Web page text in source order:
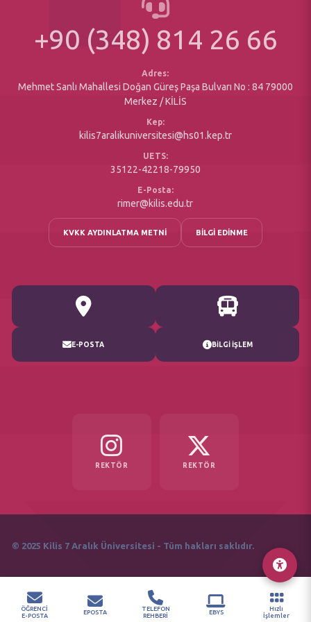
E-POSTA BİLGİ İŞLEM
Üniversite Plan Program ve Raporlar
Matbu Formlar
Yazı İşleri Müdürlüğü
Bologna(Ders Bilgi Sistemi)
Sosyal Duyarlılık Projeleri
+90 (348) 814 26 66
Adres:
Mehmet Sanlı Mahallesi Doğan Güreş Paşa Bulvarı No : 84 79000
Merkez / KİLİS
Kep:
kilis7aralikuniversitesi@hs01.kep.tr
UETS:
35122-42218-79950
E-Posta:
rimer@kilis.edu.tr
KVKK AYDINLATMA METNİ BİLGİ EDİNME
REKTÖR REKTÖR
© 2025 Kilis 7 Aralık Üniversitesi - Tüm hakları saklıdır.
ÖĞRENCİ
E-POSTA
EPOSTA
TELEFON
REHBERİ
EBYS
Hızlı
İşlemler